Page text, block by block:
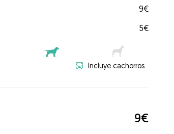
9€
5€
Incluye cachorros
9€